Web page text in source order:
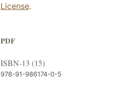
License.
PDF
ISBN-13 (15)
978-91-986174-0-5